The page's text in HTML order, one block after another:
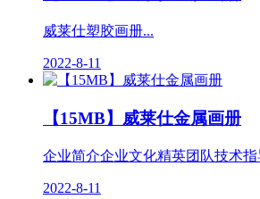
威莱仕塑胶画册...
2022-8-11
【15MB】威莱仕金属画册
企业简介企业文化精英团队技术
2022-8-11